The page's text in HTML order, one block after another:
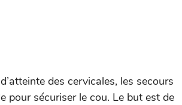
des cervicales, les secours
pour sécuriser le cou. Le but est de